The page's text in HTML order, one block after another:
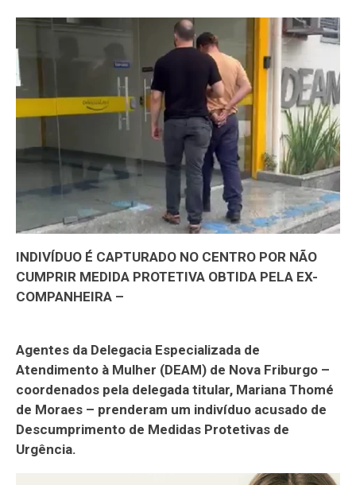
INDIVÍDUO É CAPTURADO NO CENTRO POR NÃO
CUMPRIR MEDIDA PROTETIVA OBTIDA PELA EX-
COMPANHEIRA –
Agentes da Delegacia Especializada de
Atendimento à Mulher (DEAM) de Nova Friburgo –
coordenados pela delegada titular, Mariana Thomé
de Moraes – prenderam um indivíduo acusado de
Descumprimento de Medidas Protetivas de
Urgência.